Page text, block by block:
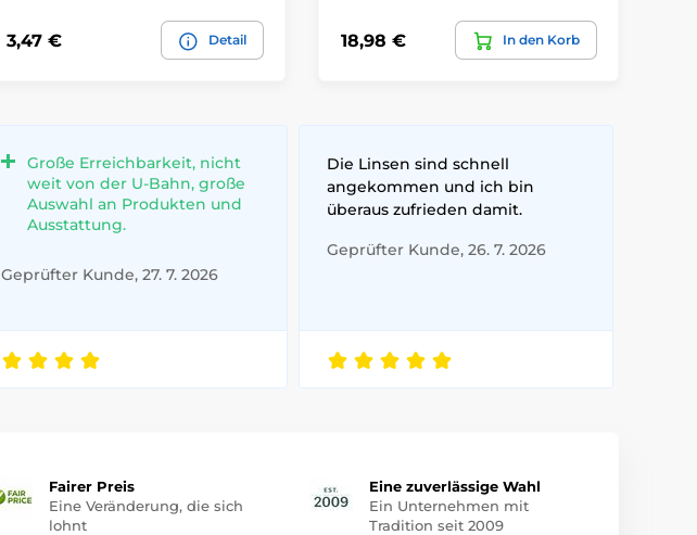
3,47 € Detail 18,98 € In den Korb
Große Erreichbarkeit, nicht
weit von der U-Bahn, große
Auswahl an Produkten und
Ausstattung.
Geprüfter Kunde, 27. 7. 2026
Die Linsen sind schnell
angekommen und ich bin
überaus zufrieden damit.
Geprüfter Kunde, 26. 7. 2026
Fairer Preis
Eine Veränderung, die sich
lohnt
Eine zuverlässige Wahl
Ein Unternehmen mit
Tradition seit 2009